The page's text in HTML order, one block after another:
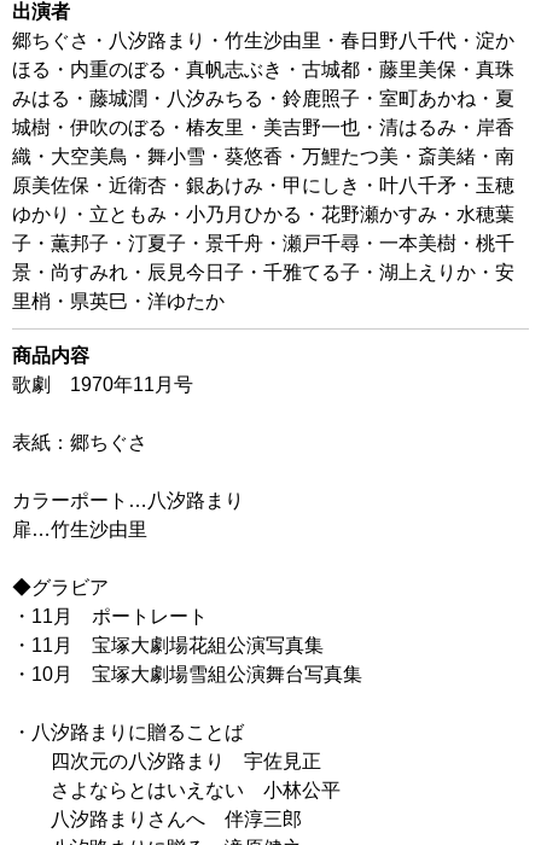
出演者
郷ちぐさ・八汐路まり・竹生沙由里・春日野八千代・淀か
ほる・内重のぼる・真帆志ぶき・古城都・藤里美保・真珠
みはる・藤城潤・八汐みちる・鈴鹿照子・室町あかね・夏
城樹・伊吹のぼる・椿友里・美吉野一也・清はるみ・岸香
織・大空美鳥・舞小雪・葵悠香・万鯉たつ美・斎美緒・南
原美佐保・近衛杏・銀あけみ・甲にしき・叶八千矛・玉穂
ゆかり・立ともみ・小乃月ひかる・花野瀬かすみ・水穂葉
子・薫邦子・汀夏子・景千舟・瀬戸千尋・一本美樹・桃千
景・尚すみれ・辰見今日子・千雅てる子・湖上えりか・安
里梢・県英巳・洋ゆたか
商品内容
歌劇 1970年11月号
表紙：郷ちぐさ
カラーポート…八汐路まり
扉…竹生沙由里
◆グラビア
・11月 ポートレート
・11月 宝塚大劇場花組公演写真集
・10月 宝塚大劇場雪組公演舞台写真集
・八汐路まりに贈ることば
四次元の八汐路まり 宇佐見正
さよならとはいえない 小林公平
八汐路まりさんへ 伴淳三郎